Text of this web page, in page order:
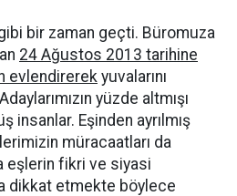
bir zaman geçti. Büromuza
24 Ağustos 2013 tarihine
evlendirerek yuvalarını
yüzde altmışı
insanlar. Eşinden ayrılmış
müracaatları da
eşlerin fikri ve siyasi
dikkat etmekte böylece